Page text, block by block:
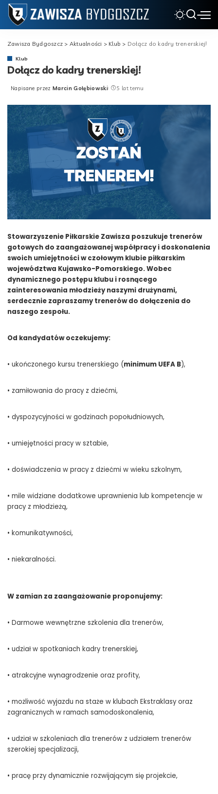
Zawisza Bydgoszcz > Aktualności > Klub > Dołącz do kadry trenerskiej!
Klub
Dołącz do kadry trenerskiej!
Posted
Napisane przez Marcin Gołębiowski 5 lat temu
Stowarzyszenie Piłkarskie Zawisza poszukuje trenerów
gotowych do zaangażowanej współpracy i doskonalenia
swoich umiejętności w czołowym klubie piłkarskim
województwa Kujawsko-Pomorskiego. Wobec
dynamicznego postępu klubu i rosnącego
zainteresowania młodzieży naszymi drużynami,
serdecznie zapraszamy trenerów do dołączenia do
naszego zespołu.
Od kandydatów oczekujemy:
• ukończonego kursu trenerskiego (minimum UEFA B),
• zamiłowania do pracy z dziećmi,
• dyspozycyjności w godzinach popołudniowych,
• umiejętności pracy w sztabie,
• doświadczenia w pracy z dziećmi w wieku szkolnym,
• mile widziane dodatkowe uprawnienia lub kompetencje w
pracy z młodzieżą,
• komunikatywności,
• niekaralności.
W zamian za zaangażowanie proponujemy:
• Darmowe wewnętrzne szkolenia dla trenerów,
• udział w spotkaniach kadry trenerskiej,
• atrakcyjne wynagrodzenie oraz profity,
• możliwość wyjazdu na staże w klubach Ekstraklasy oraz
zagranicznych w ramach samodoskonalenia,
• udział w szkoleniach dla trenerów z udziałem trenerów
szerokiej specjalizacji,
• pracę przy dynamicznie rozwijającym się projekcie,